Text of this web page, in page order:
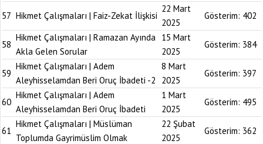
57 Hikmet Çalışmaları | Faiz-Zekat İlişkisi
22 Mart
2025
Gösterim: 402
58
Hikmet Çalışmaları | Ramazan Ayında
Akla Gelen Sorular
15 Mart
2025
Gösterim: 384
59
Hikmet Çalışmaları | Adem
Aleyhisselamdan Beri Oruç İbadeti -2
8 Mart
2025
Gösterim: 397
60
Hikmet Çalışmaları | Adem
Aleyhisselamdan Beri Oruç İbadeti
1 Mart
2025
Gösterim: 495
61
Hikmet Çalışmaları | Müslüman
Toplumda Gayrimüslim Olmak
22 Şubat
2025
Gösterim: 362